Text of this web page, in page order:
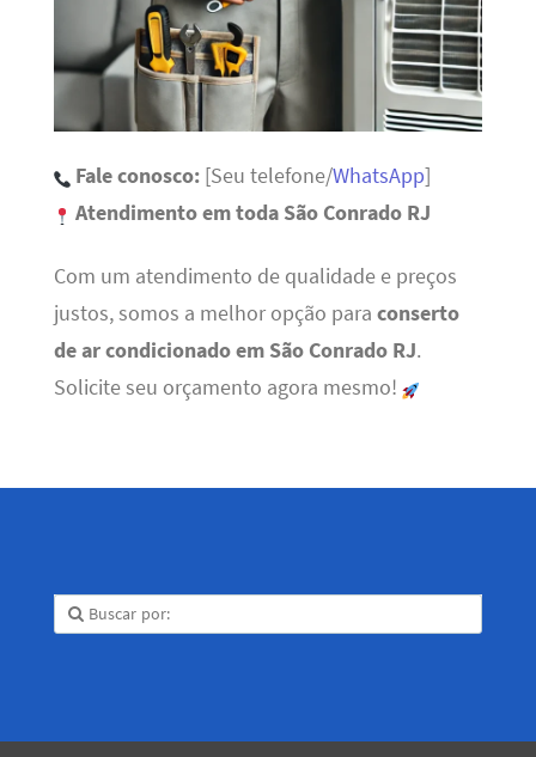
Fale conosco:[Seu telefone/WhatsApp]
Atendimento em toda São Conrado RJ
Com um atendimento de qualidade e preços
justos, somos a melhor opção para conserto
de ar condicionado em São Conrado RJ.
Solicite seu orçamento agora mesmo!